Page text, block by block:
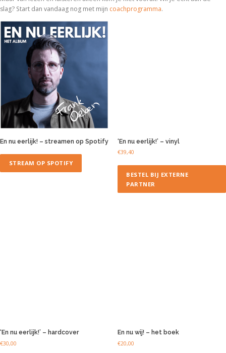
slag? Start dan vandaag nog met mijn coachprogramma.
En nu eerlijk! – streamen op Spotify
STREAM OP SPOTIFY
‘En nu eerlijk!’ – vinyl
€39,40
BESTEL BIJ EXTERNE
PARTNER
‘En nu eerlijk!’ – hardcover
€30,00
En nu wij! – het boek
€20,00